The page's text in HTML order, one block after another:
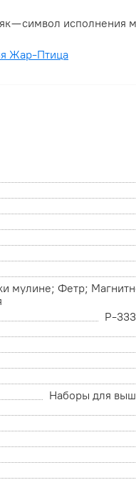
— символ исполнения
Жар-Птица
мулине; Фетр;
Р-
Наборы для